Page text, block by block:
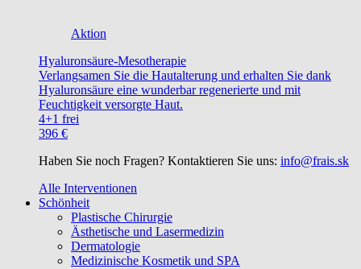
Aktion
Hyaluronsäure-Mesotherapie
Verlangsamen Sie die Hautalterung und erhalten Sie dank
Hyaluronsäure eine wunderbar regenerierte und mit
Feuchtigkeit versorgte Haut.
4+1 frei
396 €
Haben Sie noch Fragen? Kontaktieren Sie uns: info@frais.sk
Alle Interventionen
Schönheit
Plastische Chirurgie
Ästhetische und Lasermedizin
Dermatologie
Medizinische Kosmetik und SPA